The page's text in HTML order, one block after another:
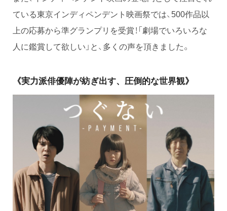
ている東京インディペンデント映画祭では、500作品以
上の応募から準グランプリを受賞！「劇場でいろいろな
人に鑑賞して欲しい」と、多くの声を頂きました。
《実力派俳優陣が紡ぎ出す、圧倒的な世界観》